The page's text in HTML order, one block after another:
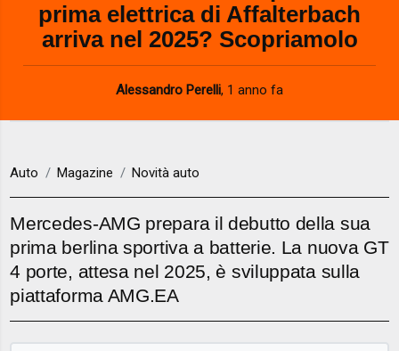
prima elettrica di Affalterbach
arriva nel 2025? Scopriamolo
Alessandro Perelli, 1 anno fa
Auto Magazine Novità auto
Mercedes-AMG prepara il debutto della sua
prima berlina sportiva a batterie. La nuova GT
4 porte, attesa nel 2025, è sviluppata sulla
piattaforma AMG.EA